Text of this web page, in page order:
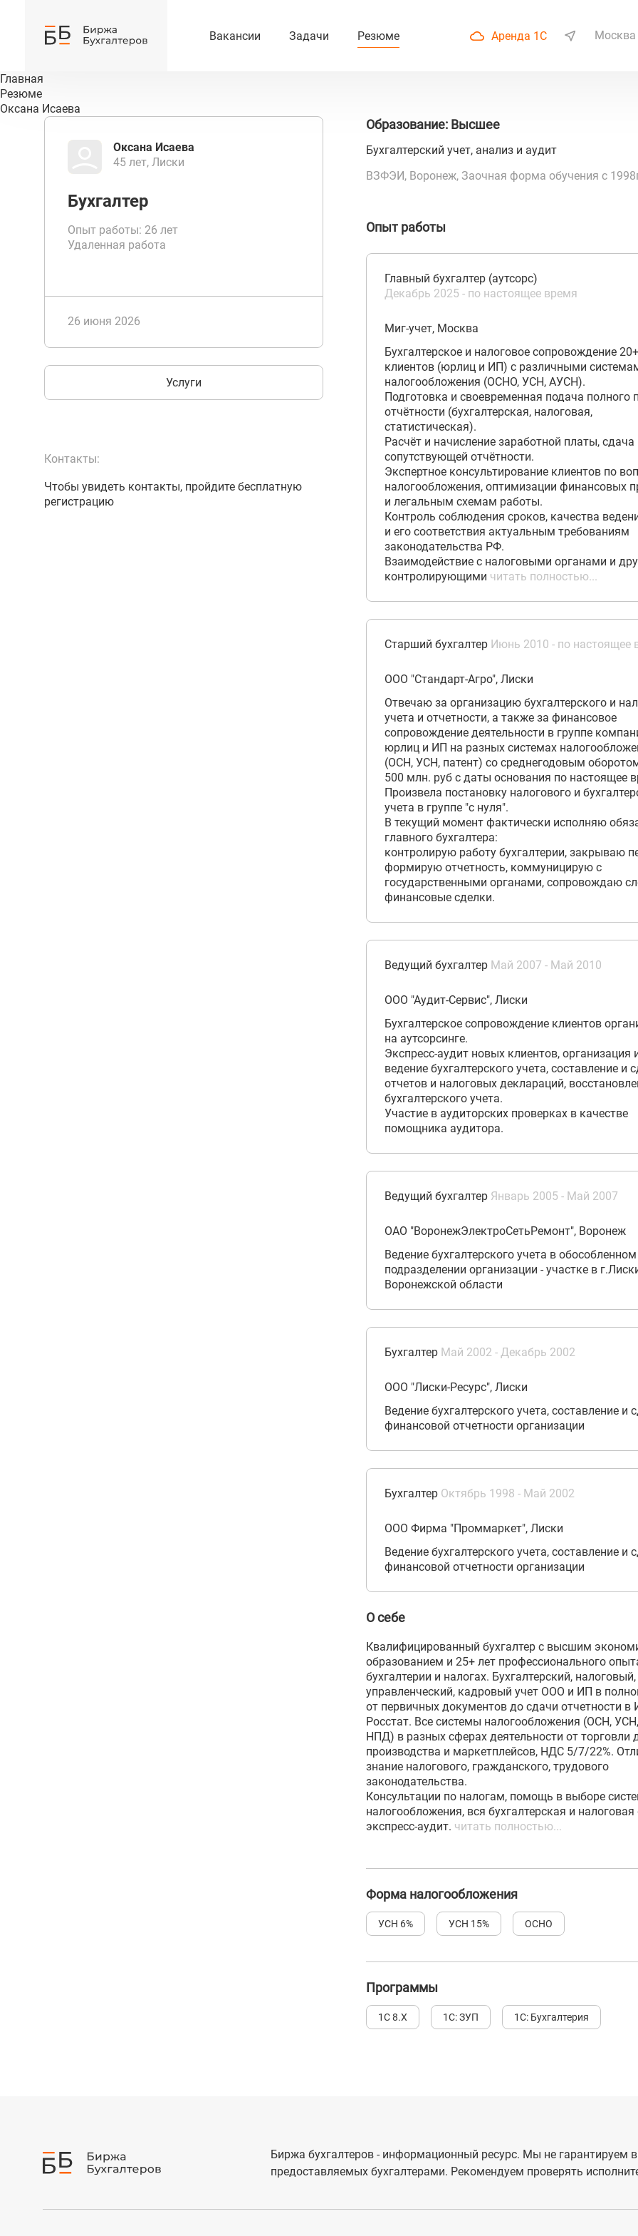
Вакансии Задачи Резюме Аренда 1С Москва
Главная
Резюме
Оксана Исаева
Оксана Исаева
45 лет, Лиски
Бухгалтер
Опыт работы: 26 лет
Удаленная работа
26 июня 2026
Услуги
Контакты:
Чтобы увидеть контакты, пройдите бесплатную
регистрацию
Образование: Высшее
Бухгалтерский учет, анализ и аудит
ВЗФЭИ, Воронеж, Заочная форма обучения с
Опыт работы
Главный бухгалтер (аутсорс)
Декабрь 2025 - по настоящее время
Миг-учет, Москва
Бухгалтерское и налоговое сопровождение 20+
клиентов (юрлиц и ИП) с различными
налогообложения (ОСНО, УСН, АУСН).
Подготовка и своевременная подача полного
отчётности (бухгалтерская, налоговая,
статистическая).
Расчёт и начисление заработной платы, сдача
сопутствующей отчётности.
Экспертное консультирование клиентов по
налогообложения, оптимизации финансовых
и легальным схемам работы.
Контроль соблюдения сроков, качества
и его соответствия актуальным требованиям
законодательства РФ.
Взаимодействие с налоговыми органами и
контролирующими читать полностью...
Старший бухгалтер Июнь 2010 - по настоящее
ООО "Стандарт-Агро", Лиски
Отвечаю за организацию бухгалтерского и
учета и отчетности, а также за финансовое
сопровождение деятельности в группе
юрлиц и ИП на разных системах
(ОСН, УСН, патент) со среднегодовым
500 млн. руб с даты основания по настоящее
Произвела постановку налогового и
учета в группе "с нуля".
В текущий момент фактически исполняю
главного бухгалтера:
контролирую работу бухгалтерии, закрываю
формирую отчетность, коммуницирую с
государственными органами, сопровождаю
финансовые сделки.
Ведущий бухгалтер Май 2007 - Май 2010
ООО "Аудит-Сервис", Лиски
Бухгалтерское сопровождение клиентов
на аутсорсинге.
Экспресс-аудит новых клиентов, организация
ведение бухгалтерского учета, составление и
отчетов и налоговых деклараций,
бухгалтерского учета.
Участие в аудиторских проверках в качестве
помощника аудитора.
Ведущий бухгалтер Январь 2005 - Май 2007
ОАО "ВоронежЭлектроСетьРемонт", Воронеж
Ведение бухгалтерского учета в обособленном
подразделении организации - участке в
Воронежской области
Бухгалтер Май 2002 - Декабрь 2002
ООО "Лиски-Ресурс", Лиски
Ведение бухгалтерского учета, составление и
финансовой отчетности организации
Бухгалтер Октябрь 1998 - Май 2002
ООО Фирма "Проммаркет", Лиски
Ведение бухгалтерского учета, составление и
финансовой отчетности организации
О себе
Квалифицированный бухгалтер с высшим
образованием и 25+ лет профессионального
бухгалтерии и налогах. Бухгалтерский, налоговый,
управленческий, кадровый учет ООО и ИП в
от первичных документов до сдачи отчетности
Росстат. Все системы налогообложения (ОСН,
НПД) в разных сферах деятельности от торговли
производства и маркетплейсов, НДС 5/7/22%.
знание налогового, гражданского, трудового
законодательства.
Консультации по налогам, помощь в выборе
налогообложения, вся бухгалтерская и налоговая
экспресс-аудит. читать полностью...
Форма налогообложения
УСН 6% УСН 15% ОСНО
Программы
1С 8.Х 1С: ЗУП 1С: Бухгалтерия
Биржа бухгалтеров - информационный ресурс. Мы не гарантируем
предоставляемых бухгалтерами. Рекомендуем проверять